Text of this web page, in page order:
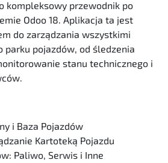
kompleksowy przewodnik po
Odoo 18. Aplikacja ta jest
do zarządzania wszystkimi
pojazdów, od śledzenia
stanu technicznego i
i Baza Pojazdów
Kartoteką Pojazdu
Paliwo, Serwis i Inne